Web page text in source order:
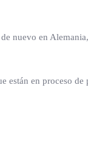
nuevo en
en proceso de